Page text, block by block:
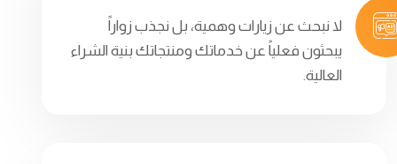
لا نبحث عن زيارات وهمية، بل نجذب زواراً
يبحثون فعلياً عن خدماتك ومنتجاتك بنية الشراء
العالية.